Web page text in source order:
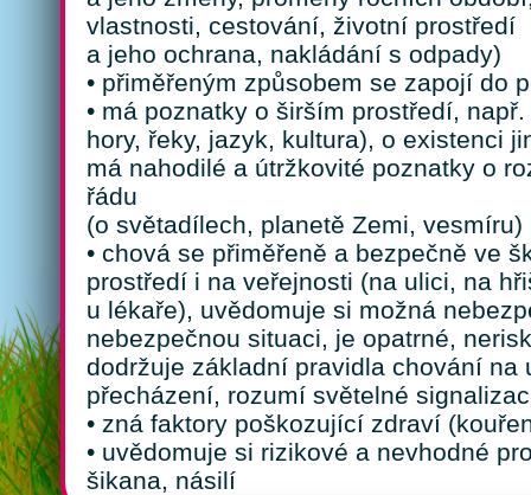
vlastnosti, cestování, životní prostředí
a jeho ochrana, nakládání s odpady)
• přiměřeným způsobem se zapojí do
• má poznatky o širším prostředí,
hory, řeky, jazyk, kultura), o existenci
má nahodilé a útržkovité poznatky o
řádu
(o světadílech, planetě Zemi, vesmíru)
• chová se přiměřeně a bezpečně ve
prostředí i na veřejnosti (na ulici, na
u lékaře), uvědomuje si možná
nebezpečnou situaci, je opatrné,
dodržuje základní pravidla chování na
přecházení, rozumí světelné
• zná faktory poškozující zdraví
• uvědomuje si rizikové a nevhodné
šikana, násilí